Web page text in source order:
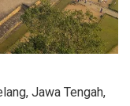
Jawa Tengah,